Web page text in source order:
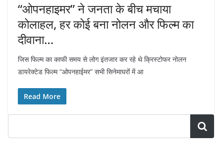
“ओपनहाइमर” ने जनता के बीच मचाया
कोलाहल, हर कोई बना नोलन और फिल्म का
दीवाना…
जिस फिल्म का काफी समय से लोग इंतजार कर रहे थे क्रिस्टोफर नोलन
डायरेक्टेड फिल्म “ओपनहाईमर” सभी सिनेमाघरों में आ
Read More